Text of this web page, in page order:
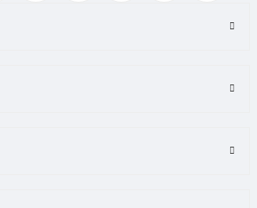
veya görüntülenemiyor.